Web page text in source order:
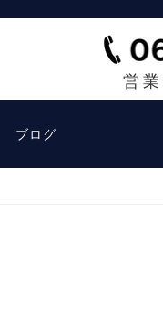
営
ブログ